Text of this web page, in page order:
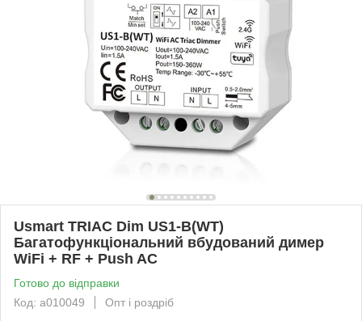
Usmart TRIAC Dim US1-B(WT)
Багатофункціональний вбудований димер
WiFi + RF + Push AC
Готово до відправки
Код: a010049
Опт і роздріб